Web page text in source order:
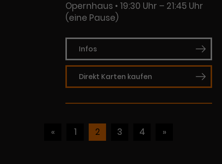
Opernhaus
19:30 Uhr – 21:45 Uhr
(eine Pause)
Infos
Direkt Karten kaufen
« 1 2 3 4 »